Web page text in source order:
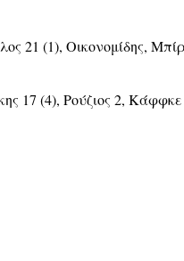
21 (1), Οικονομίδης,
17 (4), Ρούζιος 2,